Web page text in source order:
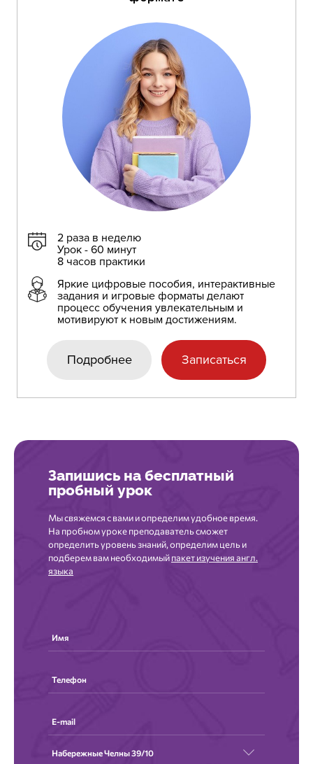
2 раза в неделю
Урок - 60 минут
8 часов практики
Яркие цифровые пособия, интерактивные
задания и игровые форматы делают
процесс обучения увлекательным и
мотивируют к новым достижениям.
Подробнее Записаться
Запишись на бесплатный
пробный урок
Мы свяжемся с вами и определим удобное время.
На пробном уроке преподаватель сможет
определить уровень знаний, определим цель и
подберем вам необходимыйпакет изучения англ.
языка